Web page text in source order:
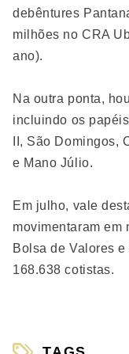
debêntures
milhões no CRA
ano).
Na outra ponta,
incluindo os
II, São Domingos,
e Mano Júlio.
Em julho, vale
movimentaram em
Bolsa de Valores
168.638 cotistas.